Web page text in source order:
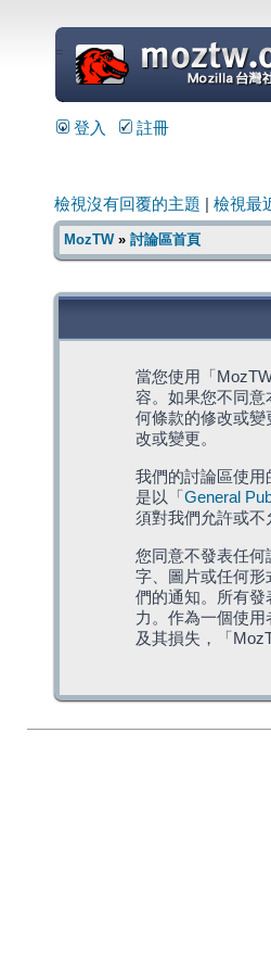
=
登入 註冊
檢視沒有回覆的主題 檢視最
MozTW» 討論區首頁
當您使用「
容。如果您不同
何條款的修改或
改或變更。
我們的討論區使用
是以「 General
須對我們允許或不
您同意不發表任
字、圖片或任何
們的通知。所有
力。作為一個使
及其損失，「